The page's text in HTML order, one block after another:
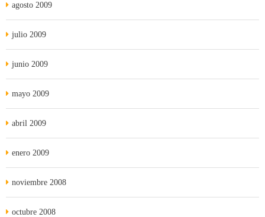
agosto 2009
julio 2009
junio 2009
mayo 2009
abril 2009
enero 2009
noviembre 2008
octubre 2008